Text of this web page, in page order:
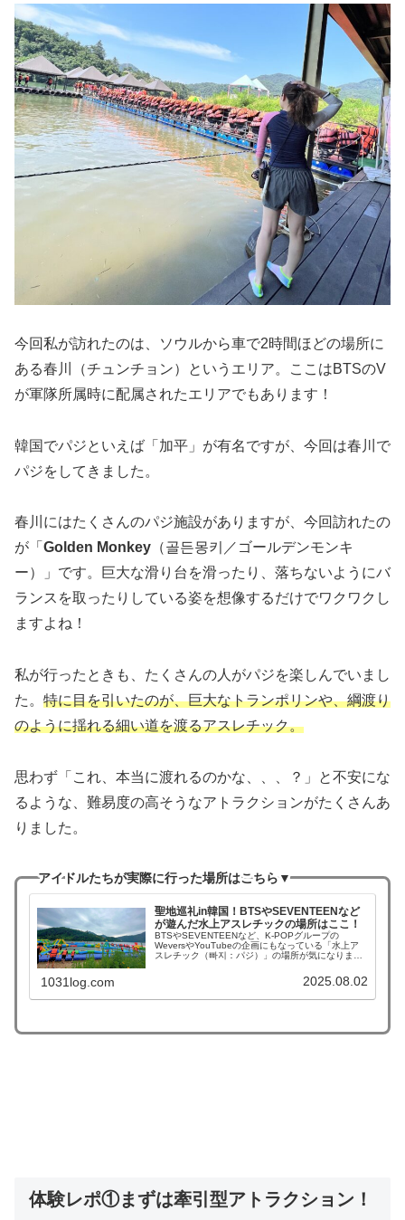
今回私が訪れたのは、ソウルから車で2時間ほどの場所に
ある春川（チュンチョン）というエリア。ここはBTSのV
が軍隊所属時に配属されたエリアでもあります！
韓国でパジといえば「加平」が有名ですが、今回は春川で
パジをしてきました。
春川にはたくさんのパジ施設がありますが、今回訪れたの
が「 Golden Monkey （골든몽키／ゴールデンモンキ
ー）」です。巨大な滑り台を滑ったり、落ちないようにバ
ランスを取ったりしている姿を想像するだけでワクワクし
ますよね！
私が行ったときも、たくさんの人がパジを楽しんでいまし
た。 特に目を引いたのが、巨大なトランポリンや、綱渡り
のように揺れる細い道を渡るアスレチック。
思わず「これ、本当に渡れるのかな、、、？」と不安にな
るような、難易度の高そうなアトラクションがたくさんあ
りました。
アイドルたちが実際に行った場所はこちら▼
聖地巡礼in韓国！BTSやSEVENTEENなど
が遊んだ水上アスレチックの場所はここ！
BTSやSEVENTEENなど、K-POPグループの
WeversやYouTubeの企画にもなっている「水上ア
スレチック（빠지：パジ）」の場所が気になりませ
外せないのがウォーターパークでの水上...
1031log.com 2025.08.02
体験レポ①まずは牽引型アトラクション！